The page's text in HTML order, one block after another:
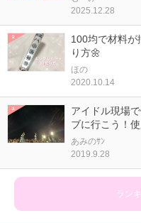
2025.12.28
100均で材料が
り方🌼
ほの
2020.10.14
アイドル現場
ブに行こう！
あみのｻﾝ
2019.9.28
ラン